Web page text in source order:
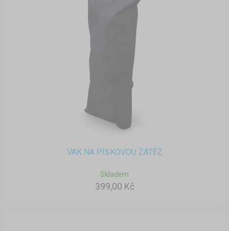
VAK NA PÍSKOVOU ZÁTĚŽ
Skladem
399,00 Kč